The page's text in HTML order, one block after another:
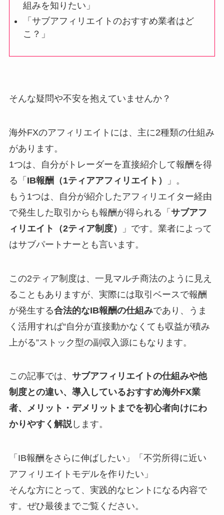
組みを知りたい」
「サブアフィリエイトのおすすめ業者はど
こ？」
そんな疑問や不安を抱えていませんか？
海外FXのアフィリエイトには、主に2種類の仕組み
があります。
1つは、自分がトレーダーを直接紹介して報酬を得
る「 IB報酬（1ティアアフィリエイト）
」。
もう1つは、自分が紹介したアフィリエイター経由
で発生した取引からも報酬が得られる「 サブアフ
ィリエイト（2ティア制度）
」です。業者によって
はサブパートナーとも言います。
この2ティア制度は、一見マルチ商法のように見え
ることもありますが、実際には取引ベースで報酬
が発生する合法的なIB報酬の仕組みであり、うま
く活用すれば“自分が直接動かなくても収益が積み
上がる”ストック型の副収入源にもなります。
この記事では、 サブアフィリエイトの仕組みや他
制度との違い、導入しているおすすめ海外FX業
者、メリット・デメリットまでを初心者向けにわ
かりやすく解説します。
「IB報酬をさらに伸ばしたい」「不労所得に近い
アフィリエイトモデルを作りたい」
そんな方にとって、実践的なヒントになる内容で
す。ぜひ最後までご覧ください。